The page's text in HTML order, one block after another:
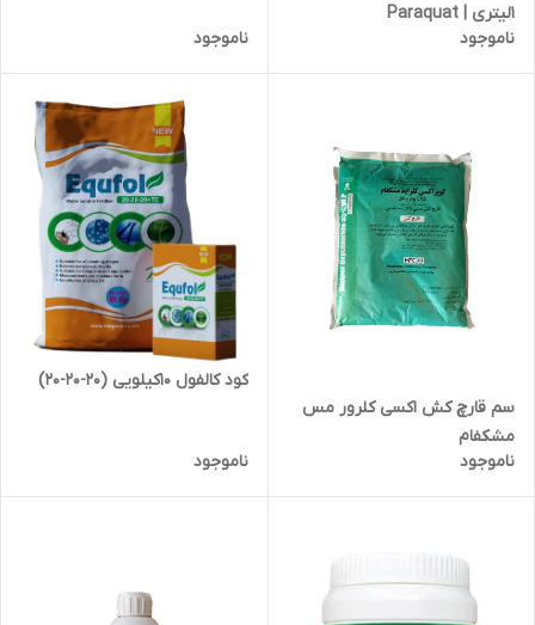
1لیتری | Paraquat
ناموجود
ناموجود
سم قارچ کش اکسی کلرور مس
مشکفام
ناموجود
کود کالفول 10کیلویی (20-20-20)
ناموجود